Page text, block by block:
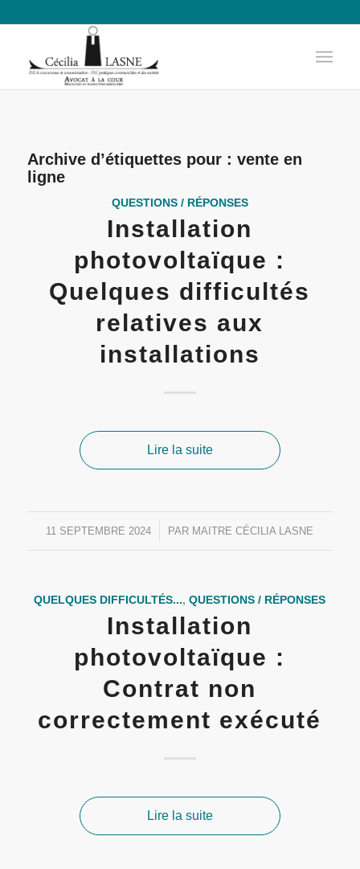
Archive d’étiquettes pour : vente en
ligne
QUESTIONS / RÉPONSES
Installation
photovoltaïque :
Quelques difficultés
relatives aux
installations
Lire la suite
11 SEPTEMBRE 2024
/ PAR MAITRE CÉCILIA LASNE
QUELQUES DIFFICULTÉS...,QUESTIONS / RÉPONSES
Installation
photovoltaïque :
Contrat non
correctement exécuté
Lire la suite